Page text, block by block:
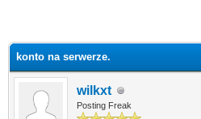
konto na serwerze.
wilkxt
Posting Freak